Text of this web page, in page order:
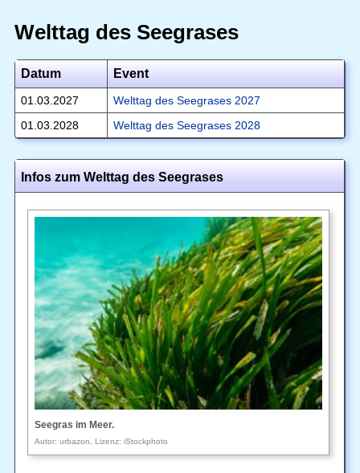
Welttag des Seegrases
Datum Event
01.03.2027
Welttag des Seegrases 2027
01.03.2028
Welttag des Seegrases 2028
Infos zum Welttag des Seegrases
Seegras im Meer.
Autor: urbazon, Lizenz: iStockphoto